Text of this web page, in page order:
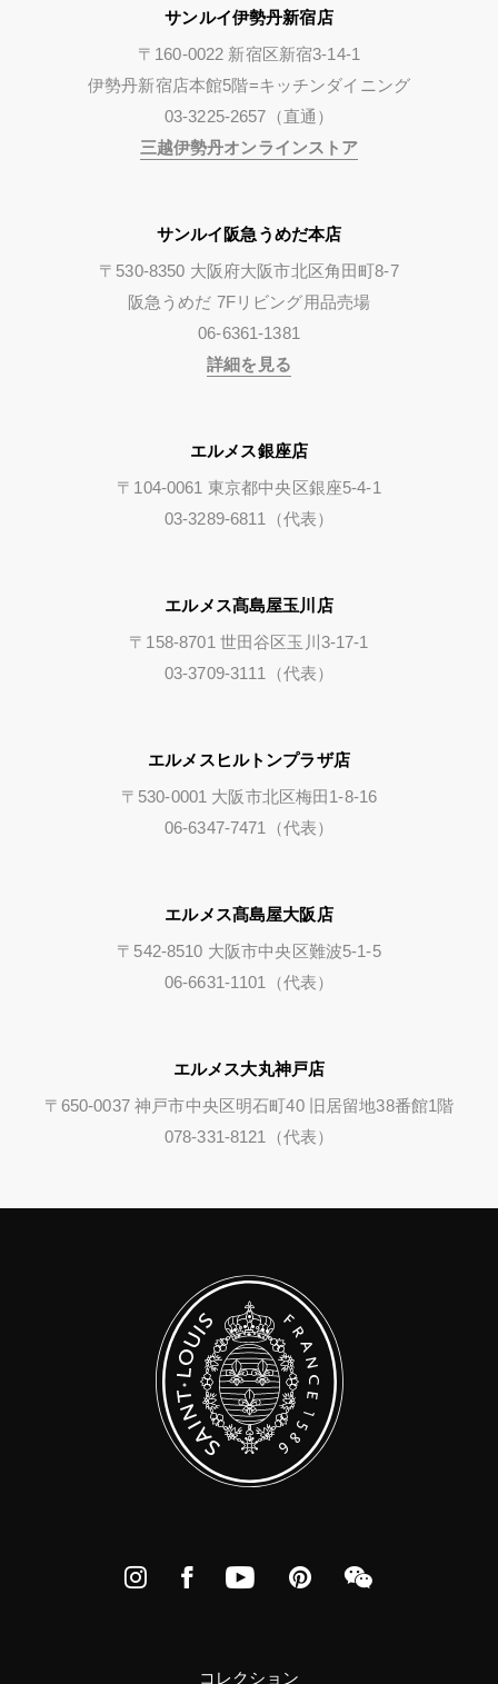
サンルイ伊勢丹新宿店
〒160-0022 新宿区新宿3-14-1
伊勢丹新宿店本館5階=キッチンダイニング
03-3225-2657（直通）
三越伊勢丹オンラインストア
サンルイ阪急うめだ本店
〒530-8350 大阪府大阪市北区角田町8-7
阪急うめだ 7Fリビング用品売場
06-6361-1381
詳細を見る
エルメス銀座店
〒104-0061 東京都中央区銀座5-4-1
03-3289-6811（代表）
エルメス髙島屋玉川店
〒158-8701 世田谷区玉川3-17-1
03-3709-3111（代表）
エルメスヒルトンプラザ店
〒530-0001 大阪市北区梅田1-8-16
06-6347-7471（代表）
エルメス髙島屋大阪店
〒542-8510 大阪市中央区難波5-1-5
06-6631-1101（代表）
エルメス大丸神戸店
〒650-0037 神戸市中央区明石町40 旧居留地38番館1階
078-331-8121（代表）
InstagramFacebookYouTubePinterest
コレクション